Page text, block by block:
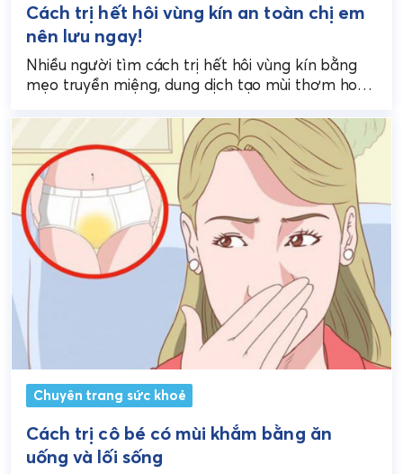
Cách trị hết hôi vùng kín an toàn chị em
nên lưu ngay!
Nhiều người tìm cách trị hết hôi vùng kín bằng
mẹo truyền miệng, dung dịch tạo mùi thơm hoặc
Chuyên trang sức khoẻ
Cách trị cô bé có mùi khắm bằng ăn
uống và lối sống